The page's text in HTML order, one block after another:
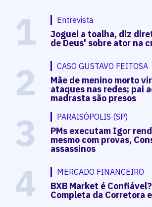
1 Entrevista
Joguei a toalha, diz
de Deus' sobre ator na
2 CASO GUSTAVO FEITOSA
Mãe de menino morto
ataques nas redes; pai
madrasta são presos
3 PARAISÓPOLIS (SP)
PMs executam Igor
mesmo com provas,
assassinos
4 MERCADO FINANCEIRO
BXB Market é
Completa da Corretora